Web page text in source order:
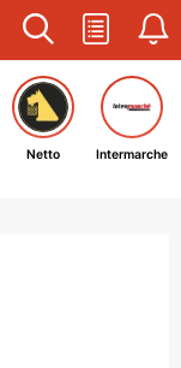
Netto Intermarche